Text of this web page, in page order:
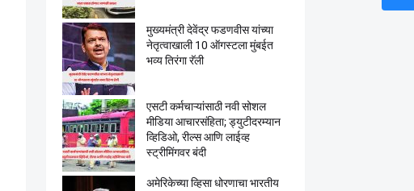
मुख्यमंत्री देवेंद्र फडणवीस यांच्या
नेतृत्वाखाली 10 ऑगस्टला मुंबईत
भव्य तिरंगा रॅली
एसटी कर्मचाऱ्यांसाठी नवी सोशल
मीडिया आचारसंहिता; ड्युटीदरम्यान
व्हिडिओ, रील्स आणि लाईव्ह
स्ट्रीमिंगवर बंदी
अमेरिकेच्या व्हिसा धोरणाचा भारतीय